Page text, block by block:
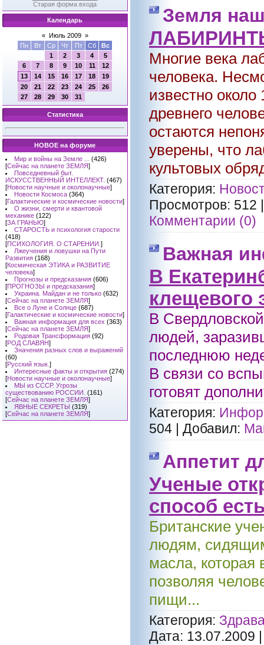
Старая форма входа
Календарь
« Июль 2009 »
Пн
Вт Ср Чт Пт Сб
Вс
1
2 3 4
5
6
7 8 9 10 11
12
13
14 15 16 17 18
19
20
21 22 23 24 25
26
27
28 29 30 31
Статистика
НОВОЕ на форуме
Мир и войны на Земле ...
(426)
[Сейчас на планете ЗЕМЛЯ]
Повседневный быт.
ИСКУССТВЕННЫЙ ИНТЕЛЛЕКТ. (467)
[Новости научные и околонаучные]
Новости Космоса (364)
[Галактические и космические новости]
О жизни, смерти и квантовой
механике (122)
[ЗА ГРАНЬЮ]
СТАРОСТЬ и психология старости
(418)
[ПСИХОЛОГИЯ. О СТАРЕНИИ. ]
Лжеучения и ловушки на Пути
Развития (168)
[Космическая ЭТИКА и РАЗВИТИЕ
человека]
Прогнозы и предсказания (606)
[ПРОГНОЗЫ и предсказания]
Украина. Майдан и не только (632)
[Сейчас на планете ЗЕМЛЯ]
Все о Луне и Солнце (687)
[Галактические и космические новости]
Важная информация для всех (363)
[Сейчас на планете ЗЕМЛЯ]
Родовая Трансформация (92)
[РОД СЛАВЯН]
Значения разных слов и выражений
(60)
[Русский язык. ]
Интересные факты и открытия (274)
[Новости научные и околонаучные]
МЫ из СССР. Угрозы
существованию РОССИИ. (161)
[Сейчас на планете ЗЕМЛЯ]
ЯВНЫЕ СЕКРЕТЫ (319)
[Сейчас на планете ЗЕМЛЯ]
Земля
Многие века
человека.
известно
древнего
остаются
уверены, что
культовых
Категория:
Просмотров: 512
Комментарии (0)
Важная
В
клещевого
В
людей,
последнюю
В связи со
готовят
Категория:
504
Добавил:
Аппетит
Ученые
способ
Британские
людям,
масла, которая
позволяя
пищи...
Категория:
Дата: 13.07.2009